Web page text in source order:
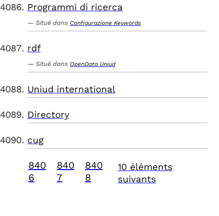
Programmi di ricerca
Situé dans Configurazione Keywords
rdf
Situé dans OpenData Uniud
Uniud international
Directory
cug
840
6
840
7
840
8
10 éléments
suivants